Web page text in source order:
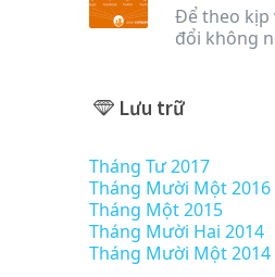
Để theo kịp
đổi không
Lưu trữ
Tháng Tư 2017
Tháng Mười Một 2016
Tháng Một 2015
Tháng Mười Hai 2014
Tháng Mười Một 2014